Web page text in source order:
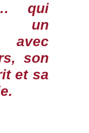
qui
un
avec
son
et sa